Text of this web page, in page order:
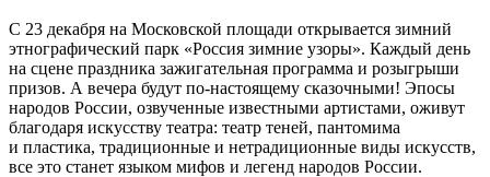
С 23 декабря на Московской площади открывается зимний
этнографический парк «Россия зимние узоры». Каждый день
на сцене праздника зажигательная программа и розыгрыши
призов. А вечера будут по-настоящему сказочными! Эпосы
народов России, озвученные известными артистами, оживут
благодаря искусству театра: театр теней, пантомима
и пластика, традиционные и нетрадиционные виды искусств,
все это станет языком мифов и легенд народов России.